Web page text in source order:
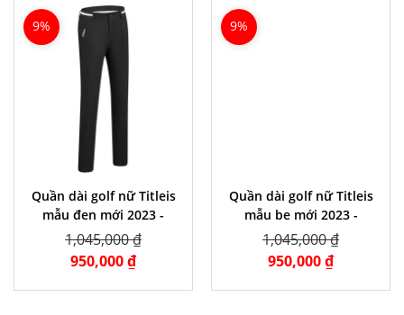
9%
Quần dài golf nữ Titleis
mẫu đen mới 2023 -
TL2023
1,045,000 ₫
950,000 ₫
9%
Quần dài golf nữ Titleis
mẫu be mới 2023 -
TL2023
1,045,000 ₫
950,000 ₫